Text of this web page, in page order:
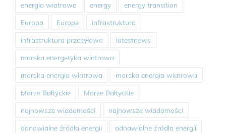
energia wiatrowa energy energy transition
Europa Europe infrastruktura
infrastruktura przesyłowa latestnews
morska energetyka wiatrowa
morska energia wiatrowa morska energia wiatrowa
Morze Bałtyckie Morze Bałtyckie
najnowsze wiadomości najnowsze wiadomości
odnawialne źródła energii odnawialne źródła energii